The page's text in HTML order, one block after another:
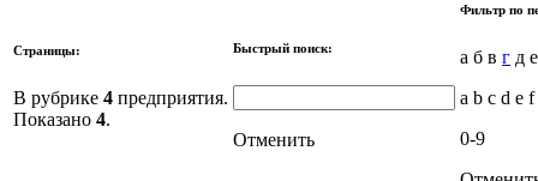
Страницы:
В рубрике 4 предприятия.
Показано 4.
Быстрый поиск:
Отменить
Фильтр по
а б в г д
a b c d e
0-9